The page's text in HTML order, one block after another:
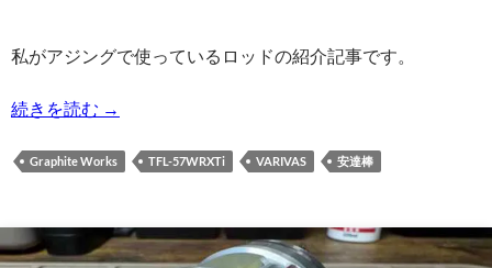
私がアジングで使っているロッドの紹介記事です。
続きを読む VARIVAS Graphite Works TFL- 57WRXTi <極致>
→
Graphite Works TFL-57WRXTi VARIVAS 安達棒